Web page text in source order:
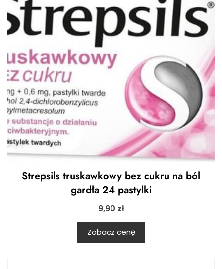
Strepsils truskawkowy bez cukru na ból
gardła 24 pastylki
9,90 zł
Zobacz cenę